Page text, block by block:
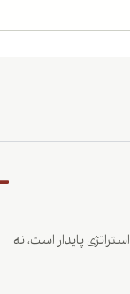
پایدار است، نه